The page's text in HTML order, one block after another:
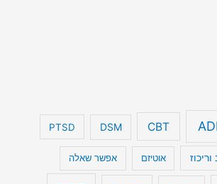
CBT
DSM
PTSD
אוטיזם אפשר שאלה